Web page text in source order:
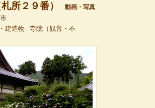
所２９番） 動画・写真
建造物 - 寺院（観音・不